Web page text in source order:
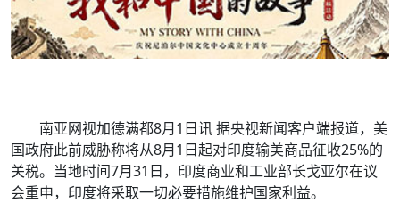
南亚网视加德满都8月1日讯 据央视新闻客户端报道，美
国政府此前威胁称将从8月1日起对印度输美商品征收25%的
关税。当地时间7月31日，印度商业和工业部长戈亚尔在议
会重申，印度将采取一切必要措施维护国家利益。